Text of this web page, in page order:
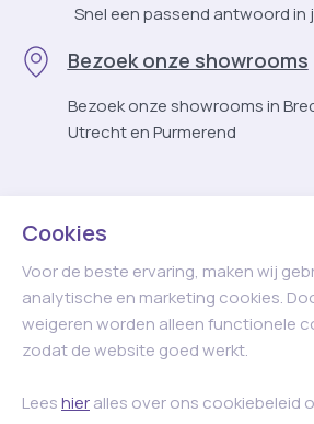
Minder vochtproblemen
Betere concentratie en
Comfortabeler binnenklimaat in
en energieverbruik. Door strategisch
lichtkoepels kan het gebruik van
verminderd.
De oplossingen kenmerken zich door:
Optimale lichtspreiding
Snel een passend antwoord in
Bezoek onze showrooms
Bezoek onze showrooms in
Utrecht en Purmerend
Cookies
Voor de beste ervaring, maken wij
analytische en marketing cookies.
weigeren worden alleen functionele
zodat de website goed werkt.
Leeshieralles over ons cookiebeleid